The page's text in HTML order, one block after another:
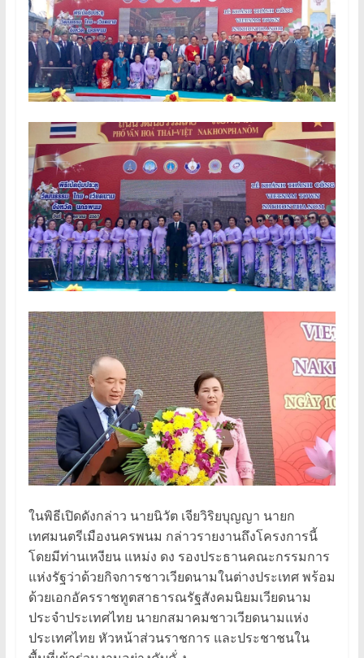
ในพิธีเปิดดังกล่าว นายนิวัต เจียวิริยบุญญา นายก
เทศมนตรีเมืองนครพนม กล่าวรายงานถึงโครงการนี้
โดยมีท่านเหงียน แหม่ง ดง รองประธานคณะกรรมการ
แห่งรัฐว่าด้วยกิจการชาวเวียดนามในต่างประเทศ พร้อม
ด้วยเอกอัครราชทูตสาธารณรัฐสังคมนิยมเวียดนาม
ประจำประเทศไทย นายกสมาคมชาวเวียดนามแห่ง
ประเทศไทย หัวหน้าส่วนราชการ และประชาชนใน